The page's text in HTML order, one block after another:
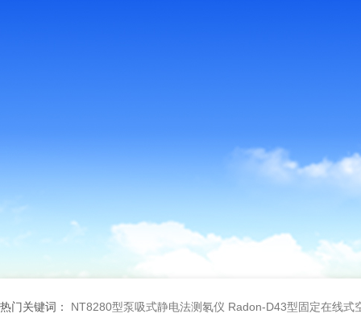
热门关键词： NT8280型泵吸式静电法测氡仪 Radon-D43型固定在线式